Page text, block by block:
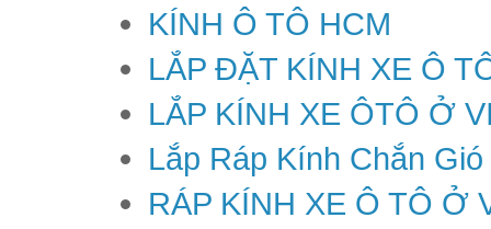
KÍNH Ô TÔ HCM
LẮP ĐẶT KÍNH XE Ô
LẮP KÍNH XE ÔTÔ Ở
Lắp Ráp Kính Chắn
RÁP KÍNH XE Ô TÔ Ở